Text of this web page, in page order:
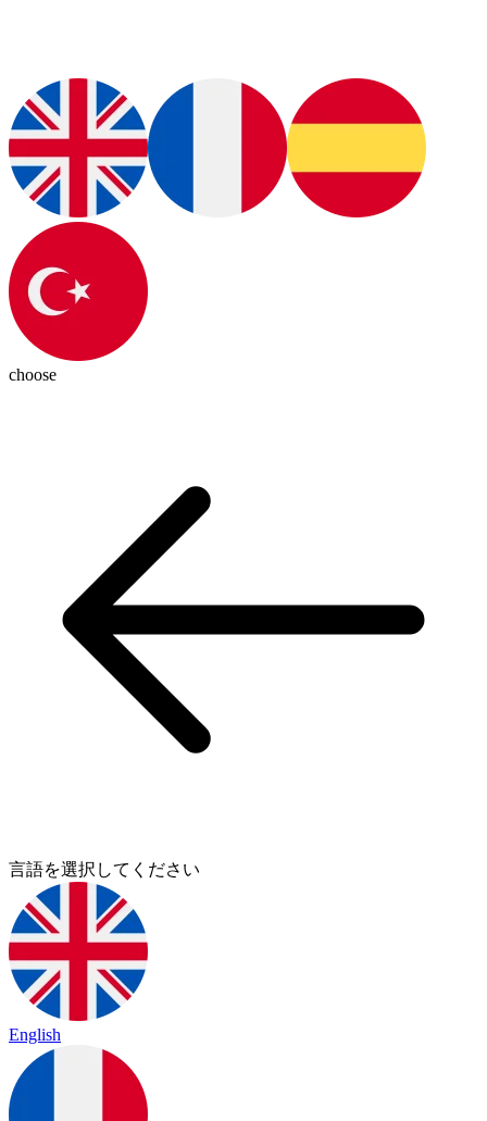
choose
言語を選択してください
English